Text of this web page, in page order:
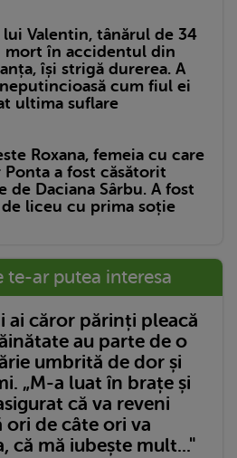
lui Valentin, tânărul de 34
mort în accidentul din
își strigă durerea. A
cum fiul ei
ultima suflare
Roxana, femeia cu care
a fost căsătorit
de Daciana Sârbu. A fost
liceu cu prima soție
ar putea interesa
ai căror părinți pleacă
au parte de o
umbrită de dor și
„M-a luat în brațe și
că va reveni
ori de câte ori va
că mă iubește mult..."